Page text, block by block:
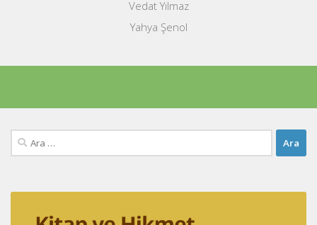
Vedat Yılmaz
Yahya Şenol
Arama: